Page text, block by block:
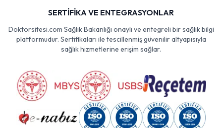
SERTİFİKA VE ENTEGRASYONLAR
Doktorsitesi.com Sağlık Bakanlığı onaylı ve entegreli bir sağlık bilgi
platformudur. Sertifikaları ile tescillenmiş güvenilir altyapısıyla
sağlık hizmetlerine erişim sağlar.